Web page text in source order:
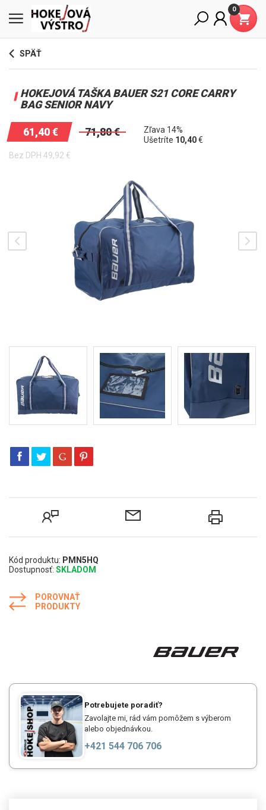
0
SPÄŤ
HOKEJOVÁ TAŠKA BAUER S21 CORE CARRY
BAG SENIOR NAVY
61,40€ 71,80€
Zľava 14%
Ušetríte 10,40€
Bez DPH 49,92 €
Kód produktu: PMN5HQ
Dostupnosť: SKLADOM
POROVNAŤ
PRODUKTY
Potrebujete poradiť?
Zavolajte mi, rád vám pomôžem s výberom
alebo objednávkou.
+421 544 706 706